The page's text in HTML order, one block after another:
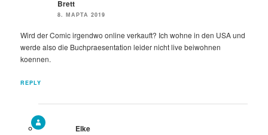
Brett
8. МАРТА 2019
Wird der Comic irgendwo online verkauft? Ich wohne in den USA und
werde also die Buchpraesentation leider nicht live beiwohnen
koennen.
REPLY
Elke